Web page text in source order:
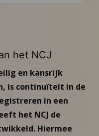
het NCJ
en kansrijk
is continuïteit in de
in een
het NCJ de
Hiermee